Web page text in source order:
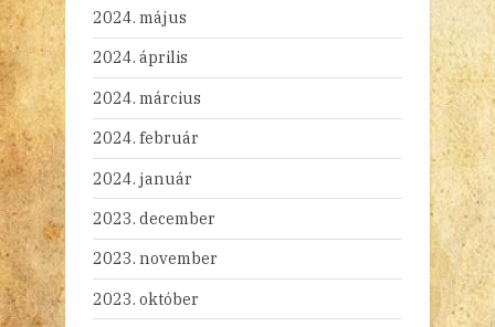
2024. május
2024. április
2024. március
2024. február
2024. január
2023. december
2023. november
2023. október